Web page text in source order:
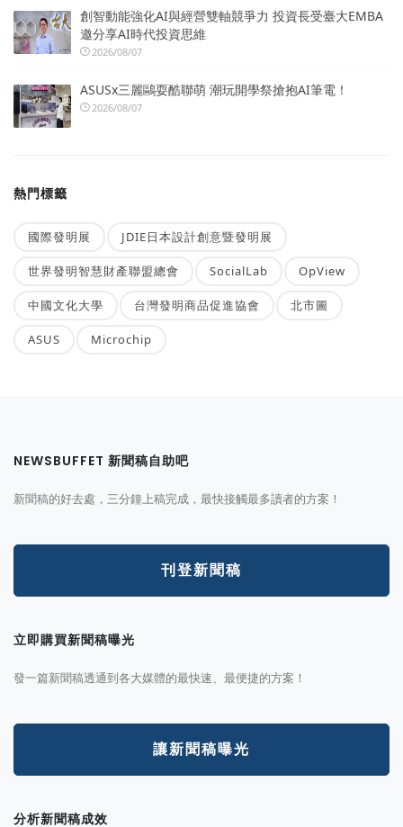
創智動能強化AI與經營雙軸競爭力 投資長受臺大EMBA
邀分享AI時代投資思維
2026/08/07
ASUSx三麗鷗耍酷聯萌 潮玩開學祭搶抱AI筆電！
2026/08/07
熱門標籤
國際發明展 JDIE日本設計創意暨發明展
世界發明智慧財產聯盟總會 SocialLab OpView
中國文化大學 台灣發明商品促進協會 北市圖
ASUS Microchip
NEWSBUFFET 新聞稿自助吧
新聞稿的好去處，三分鐘上稿完成，最快接觸最多讀者的方案！
刊登新聞稿
立即購買新聞稿曝光
發一篇新聞稿透通到各大媒體的最快速、最便捷的方案！
讓新聞稿曝光
分析新聞稿成效